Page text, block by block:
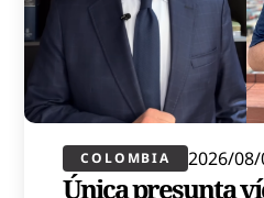
COLOMBIA 2026/
Única presunta